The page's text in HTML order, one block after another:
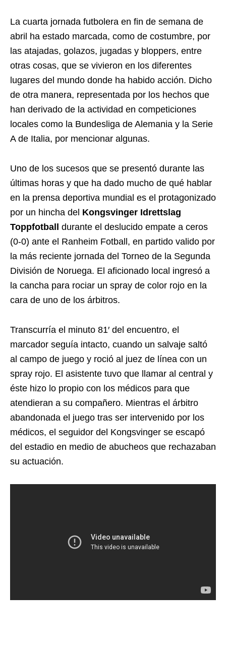
La cuarta jornada futbolera en fin de semana de
abril ha estado marcada, como de costumbre, por
las atajadas, golazos, jugadas y bloppers, entre
otras cosas, que se vivieron en los diferentes
lugares del mundo donde ha habido acción. Dicho
de otra manera, representada por los hechos que
han derivado de la actividad en competiciones
locales como la Bundesliga de Alemania y la Serie
A de Italia, por mencionar algunas.
Uno de los sucesos que se presentó durante las
últimas horas y que ha dado mucho de qué hablar
en la prensa deportiva mundial es el protagonizado
por un hincha del Kongsvinger Idrettslag
Toppfotball
durante el deslucido empate a ceros
(0-0) ante el Ranheim Fotball, en partido valido por
la más reciente jornada del Torneo de la Segunda
División de Noruega. El aficionado local ingresó a
la cancha para rociar un spray de color rojo en la
cara de uno de los árbitros.
Transcurría el minuto 81′ del encuentro, el
marcador seguía intacto, cuando un salvaje saltó
al campo de juego y roció al juez de línea con un
spray rojo. El asistente tuvo que llamar al central y
éste hizo lo propio con los médicos para que
atendieran a su compañero. Mientras el árbitro
abandonada el juego tras ser intervenido por los
médicos, el seguidor del Kongsvinger se escapó
del estadio en medio de abucheos que rechazaban
su actuación.